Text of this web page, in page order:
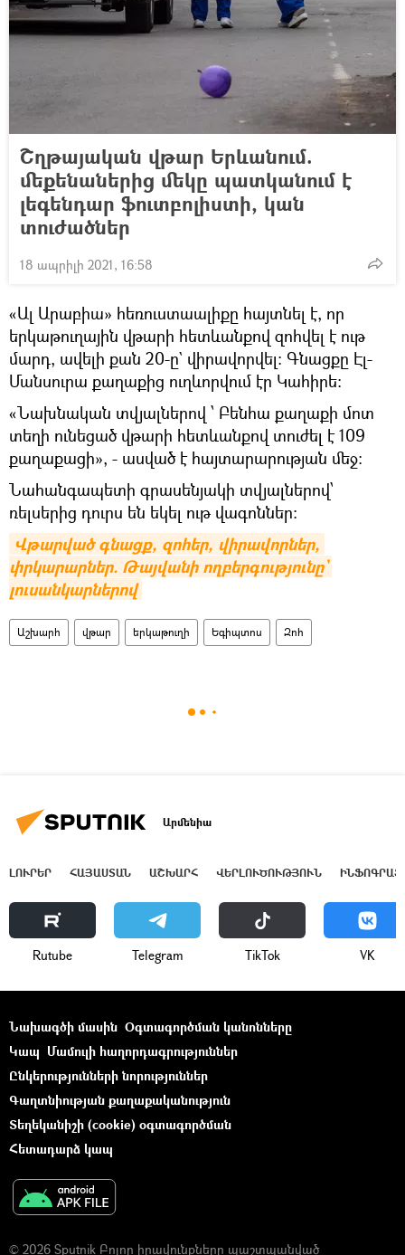
Շղթայական վթար Երևանում.
մեքենաներից մեկը պատկանում է
լեգենդար ֆուտբոլիստի, կան
տուժածներ
18 ապրիլի 2021, 16:58
«Ալ Արաբիա» հեռուստաալիքը հայտնել է, որ
երկաթուղային վթարի հետևանքով զոհվել է ութ
մարդ, ավելի քան 20-ը` վիրավորվել: Գնացքը Էլ-
Մանսուրա քաղաքից ուղևորվում էր Կահիրե։
«Նախնական տվյալներով ՝ Բենհա քաղաքի մոտ
տեղի ունեցած վթարի հետևանքով տուժել է 109
քաղաքացի», - ասված է հայտարարության մեջ:
Նահանգապետի գրասենյակի տվյալներով՝
ռելսերից դուրս են եկել ութ վագոններ։
Վթարված գնացք, զոհեր, վիրավորներ,
փրկարարներ. Թայվանի ողբերգությունը`
լուսանկարներով
Աշխարհ վթար երկաթուղի Եգիպտոս Զոհ
Արմենիա
ԼՈՒՐԵՐ ՀԱՅԱՍՏԱՆ ԱՇԽԱՐՀ ՎԵՐԼՈՒԾՈՒԹՅՈՒՆ
Rutube Telegram ТikТоk VK
Նախագծի մասին Օգտագործման կանոնները
Կապ Մամուլի հաղորդագրություններ
Ընկերությունների նորություններ
Գաղտնիության քաղաքականություն
Տեղեկանիշի (cookie) օգտագործման
Հետադարձ կապ
© 2026 Sputnik Բոլոր իրավունքները պաշտպանված